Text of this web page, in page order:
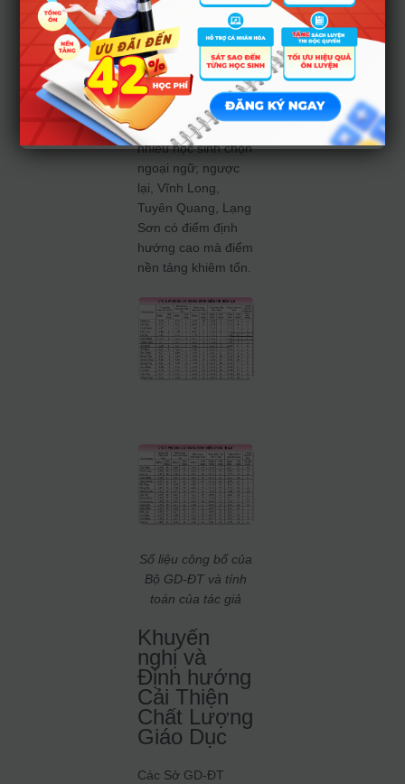
Long. Một số địa
phương như Tây
Ninh, Khánh Hòa,
Quảng Ngãi có
điểm nền tảng cao
nhưng điểm định
hướng thấp do
nhiều học sinh chọn
ngoại ngữ; ngược
lại, Vĩnh Long,
Tuyên Quang, Lạng
Sơn có điểm định
hướng cao mà điểm
nền tảng khiêm tốn.
Số liệu công bố của
Bộ GD-ĐT và tính
toán của tác giả
Khuyến
nghị và
Định hướng
Cải Thiện
Chất Lượng
Giáo Dục
Các Sở GD-ĐT